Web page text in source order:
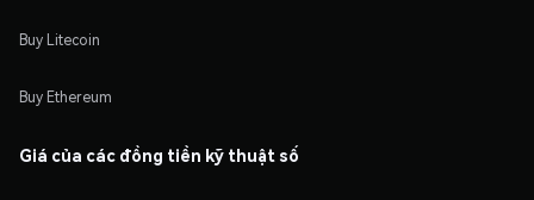
Buy Litecoin
Buy Ethereum
Giá của các đồng tiền kỹ thuật số